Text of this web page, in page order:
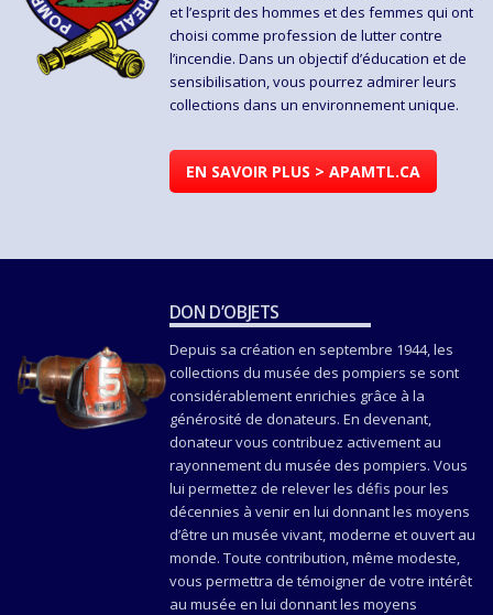
et l’esprit des hommes et des femmes qui ont
choisi comme profession de lutter contre
l’incendie. Dans un objectif d’éducation et de
sensibilisation, vous pourrez admirer leurs
collections dans un environnement unique.
EN SAVOIR PLUS > APAMTL.CA
DON D’OBJETS
Depuis sa création en septembre 1944, les
collections du musée des pompiers se sont
considérablement enrichies grâce à la
générosité de donateurs. En devenant,
donateur vous contribuez activement au
rayonnement du musée des pompiers. Vous
lui permettez de relever les défis pour les
décennies à venir en lui donnant les moyens
d’être un musée vivant, moderne et ouvert au
monde. Toute contribution, même modeste,
vous permettra de témoigner de votre intérêt
au musée en lui donnant les moyens